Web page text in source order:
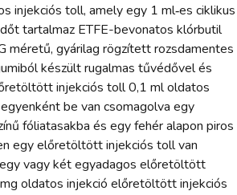
injekciós toll, amely egy 1 ml‑es ciklikus
tartalmaz ETFE-bevonatos klórbutil
méretű, gyárilag rögzített rozsdamentes
készült rugalmas tűvédővel és
injekciós toll 0,1 ml oldatos
be van csomagolva egy
fóliatasakba és egy fehér alapon piros
egy előretöltött injekciós toll van
vagy két egyadagos előretöltött
oldatos injekció előretöltött injekciós